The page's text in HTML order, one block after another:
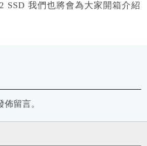
SSD 我們也將會為大家開箱介紹
留言。